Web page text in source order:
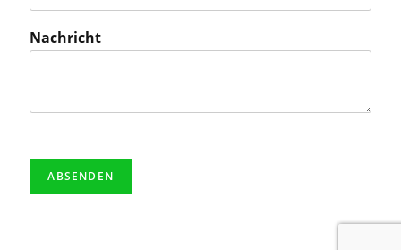
Nachricht
ABSENDEN